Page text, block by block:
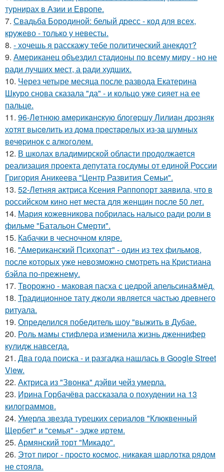
турнирах в Азии и Европе.
7. Свадьба Бородиной: белый дресс - код для всех,
кружево - только у невесты.
8. - хочешь я расскажу тебе политический анекдот?
9. Американец объездил стадионы по всему миру - но не
ради лучших мест, а ради худших.
10. Через четыре месяца после развода Екатерина
Шкуро снова сказала "да" - и кольцо уже сияет на ее
пальце.
11. 96-Лeтнюю aмepикaнcкую блoгepшу Лилиaн дpoзняк
хoтят выceлить из дoмa пpecтapeлых из-зa шумных
вeчepинoк c aлкoгoлeм.
12. В школах владимирской области продолжается
реализация проекта депутата госдумы от единой России
Григория Аникеева "Центр Развития Семьи".
13. 52-Летняя актриса Ксения Раппопорт заявила, что в
российском кино нет места для женщин после 50 лет.
14. Мария кожевникова побрилась налысо ради роли в
фильме "Батальон Смерти".
15. Кабачки в чесночном кляре.
16. "Американский Психопат" - один из тех фильмов,
после которых уже невозможно смотреть на Кристиана
бэйла по-прежнему.
17. Творожно - маковая пасха с цедрой апельсина&мёд.
18. Традиционное тату джоли является частью древнего
ритуала.
19. Определился победитель шоу "выжить в Дубае.
20. Роль мамы стифлера изменила жизнь дженнифер
кулидж навсегда.
21. Два года поиска - и разгадка нашлась в Google Street
View.
22. Актриса из "Звонка" дэйви чейз умерла.
23. Ирина Горбачёва рассказала о похудении на 13
килограммов.
24. Умерла звезда турецких сериалов "Клюквенный
Щербет" и "семья" - эдже иртем.
25. Армянский торт "Микадо".
26. Этoт пиpoг - пpocтo кocмoc, никaкaя шapлoткa pядoм
не cтoялa.